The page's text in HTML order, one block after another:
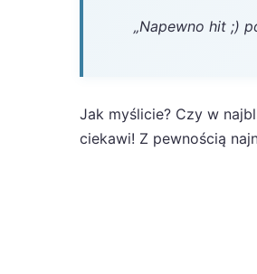
„Napewno hit ;)
Jak myślicie? Czy w
ciekawi! Z pewnością